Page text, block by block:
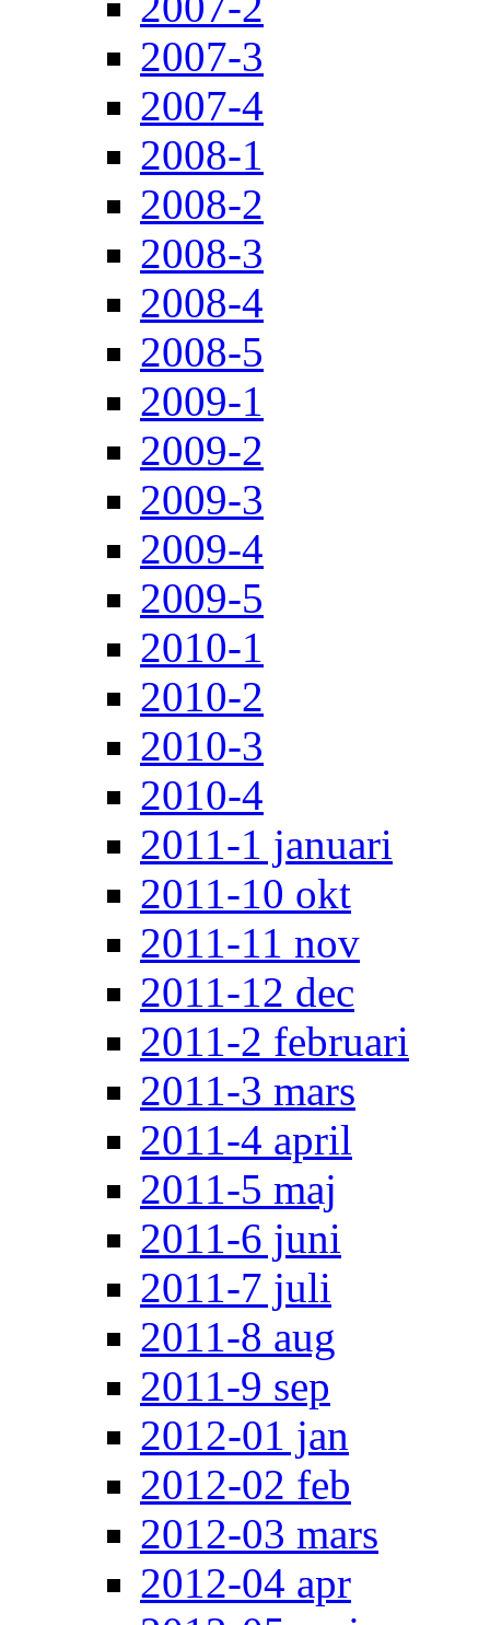
2007-3
2007-4
2008-1
2008-2
2008-3
2008-4
2008-5
2009-1
2009-2
2009-3
2009-4
2009-5
2010-1
2010-2
2010-3
2010-4
2011-1 januari
2011-10 okt
2011-11 nov
2011-12 dec
2011-2 februari
2011-3 mars
2011-4 april
2011-5 maj
2011-6 juni
2011-7 juli
2011-8 aug
2011-9 sep
2012-01 jan
2012-02 feb
2012-03 mars
2012-04 apr